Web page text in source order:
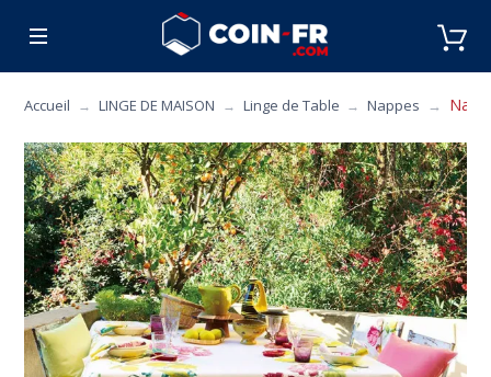
CUISINE MOBILIER
Accueil LINGE DE MAISON Linge de Table Nappes